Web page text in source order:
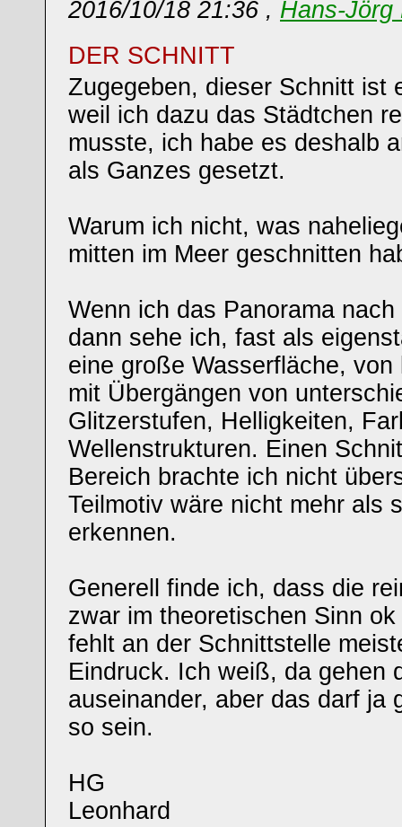
2016/10/18 21:36 , Hans-Jörg
DER SCHNITT
Zugegeben, dieser Schnitt ist
weil ich dazu das Städtchen
musste, ich habe es deshalb
als Ganzes gesetzt.
Warum ich nicht, was
mitten im Meer geschnitten
Wenn ich das Panorama
dann sehe ich, fast als
eine große Wasserfläche,
mit Übergängen von
Glitzerstufen, Helligkeiten,
Wellenstrukturen. Einen
Bereich brachte ich nicht
Teilmotiv wäre nicht mehr als
erkennen.
Generell finde ich, dass die
zwar im theoretischen Sinn
fehlt an der Schnittstelle
Eindruck. Ich weiß, da gehen
auseinander, aber das darf ja
so sein.
HG
Leonhard